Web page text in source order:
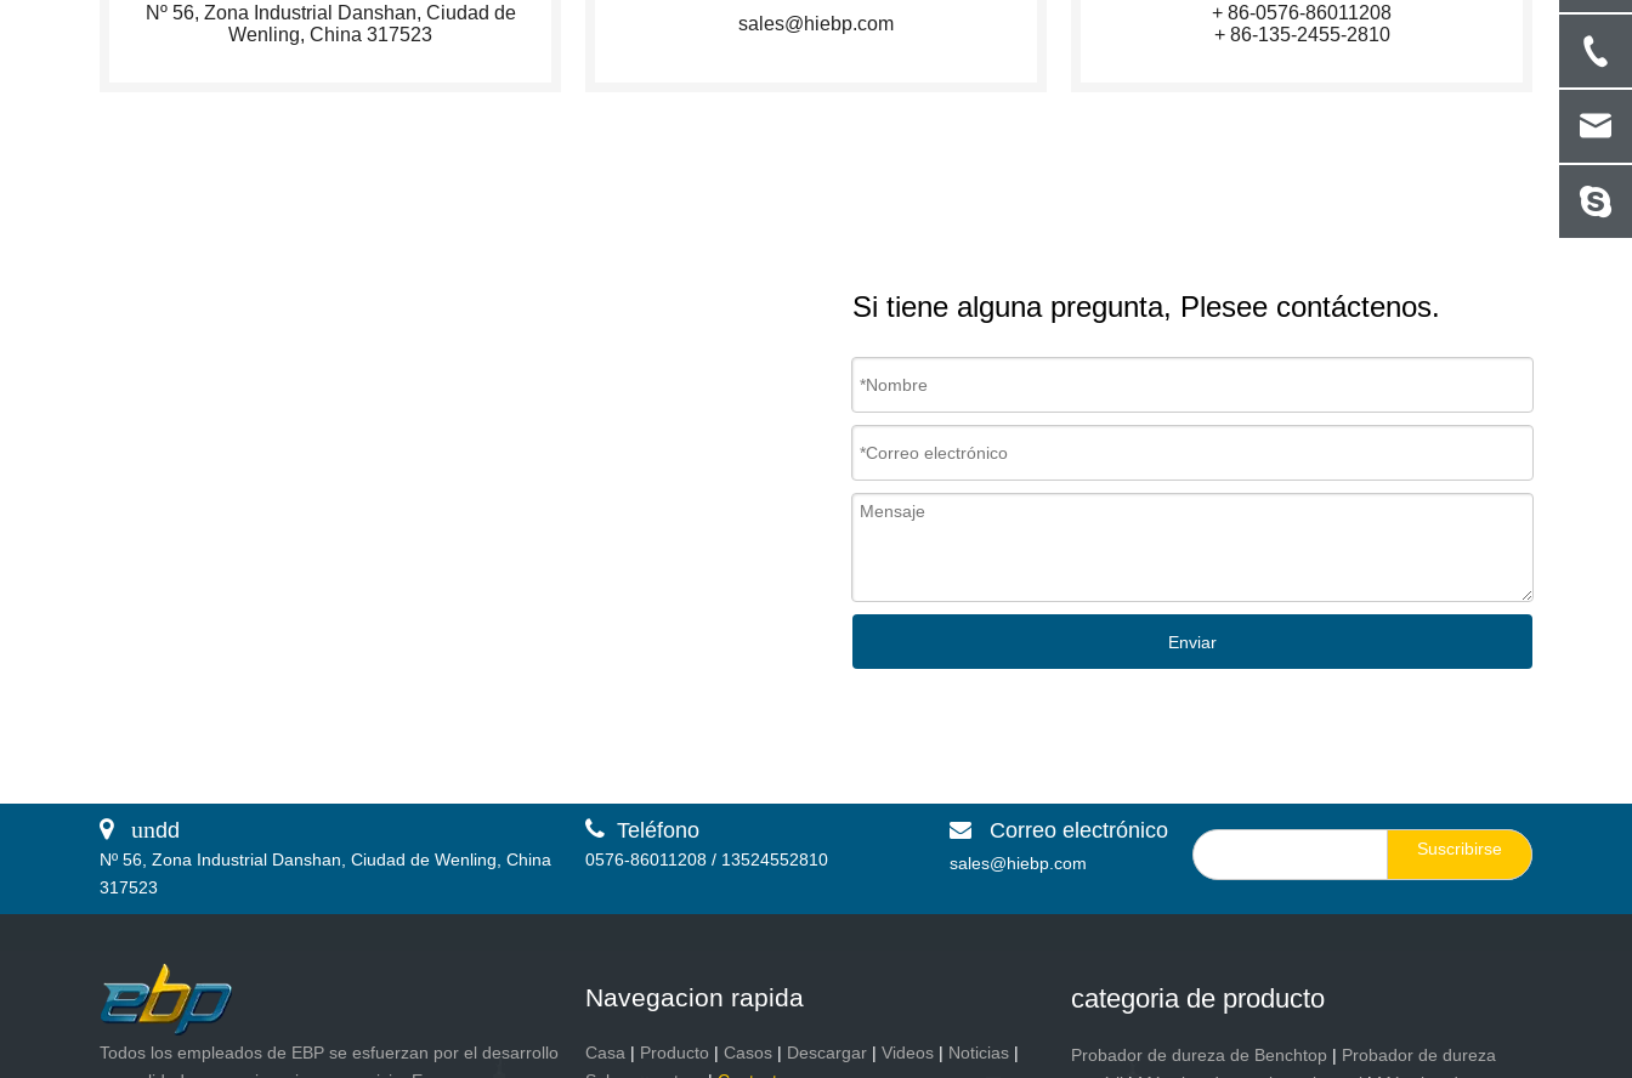
Nº 56, Zona Industrial Danshan, Ciudad de
Wenling, China 317523
sales@hiebp.com
+ 86-0576-86011208
+ 86-135-2455-2810
Si tiene alguna pregunta, Plesee contáctenos.
Enviar
 undd
Nº 56, Zona Industrial Danshan, Ciudad de Wenling, China
317523
 Teléfono
0576-86011208 / 13524552810
 Correo electrónico
sales@hiebp.com
Suscribirse
Todos los empleados de EBP se esfuerzan por el desarrollo
Navegacion rapida
Casa | Producto | Casos | Descargar | Videos | Noticias |
categoria de producto
Probador de dureza de Benchtop | Probador de dureza